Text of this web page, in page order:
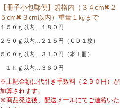
【冊子小包郵便】規格内（３４cm✖２
５cm✖３cm以内）重量１㎏まで
１５０ｇ以内…１８０円
２５０ｇ以内…２１５円（ＣＤ１枚）
５００ｇ以内…３１０円（本１冊）
１ｋｇ以内…３６０円
※上記金額に代引き手数料（２９０円）が
加算されます。
※商品発送後、配送メールにてご連絡いた